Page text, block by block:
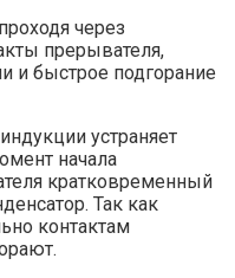
через
прерывателя,
и быстрое подгорание
устраняет
начала
кратковременный
Так как
контактам